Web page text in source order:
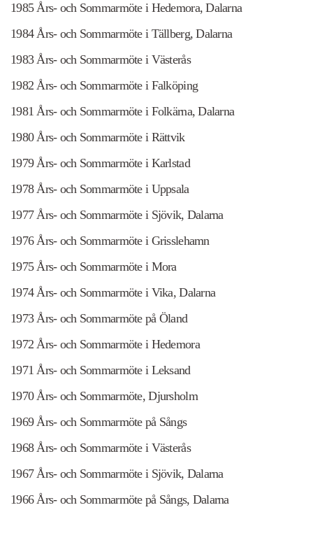
1985 Års- och Sommarmöte i Hedemora, Dalarna
1984 Års- och Sommarmöte i Tällberg, Dalarna
1983 Års- och Sommarmöte i Västerås
1982 Års- och Sommarmöte i Falköping
1981 Års- och Sommarmöte i Folkärna, Dalarna
1980 Års- och Sommarmöte i Rättvik
1979 Års- och Sommarmöte i Karlstad
1978 Års- och Sommarmöte i Uppsala
1977 Års- och Sommarmöte i Sjövik, Dalarna
1976 Års- och Sommarmöte i Grisslehamn
1975 Års- och Sommarmöte i Mora
1974 Års- och Sommarmöte i Vika, Dalarna
1973 Års- och Sommarmöte på Öland
1972 Års- och Sommarmöte i Hedemora
1971 Års- och Sommarmöte i Leksand
1970 Års- och Sommarmöte, Djursholm
1969 Års- och Sommarmöte på Sångs
1968 Års- och Sommarmöte i Västerås
1967 Års- och Sommarmöte i Sjövik, Dalarna
1966 Års- och Sommarmöte på Sångs, Dalarna